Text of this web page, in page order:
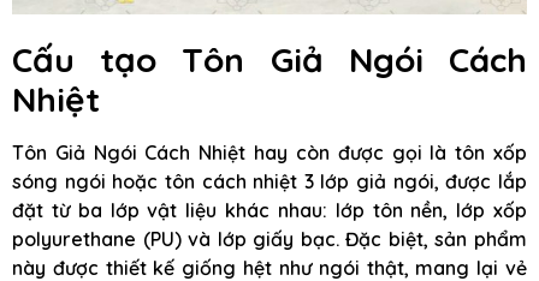
Cấu tạo Tôn Giả Ngói Cách
Nhiệt
Tôn Giả Ngói Cách Nhiệt hay còn được gọi là tôn xốp
sóng ngói hoặc tôn cách nhiệt 3 lớp giả ngói, được lắp
đặt từ ba lớp vật liệu khác nhau: lớp tôn nền, lớp xốp
polyurethane (PU) và lớp giấy bạc. Đặc biệt, sản phẩm
này được thiết kế giống hệt như ngói thật, mang lại vẻ